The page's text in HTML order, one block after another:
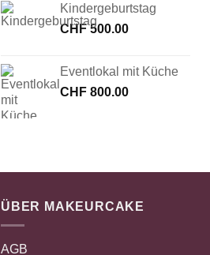
Kindergeburtstag
CHF500.00
Eventlokal mit Küche
CHF 800.00
ÜBER MAKEURCAKE
AGB